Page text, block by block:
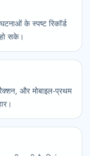
के स्पष्ट रिकॉर्ड
हो सके।
और मोबाइल-प्रथम